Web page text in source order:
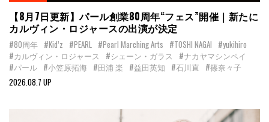
【8月7日更新】パール創業80周年“フェス”開催｜新たに
カルヴィン・ロジャースの出演が決定
#80周年 #Kid’z #PEARL #Pearl Marching Arts #TOSHI NAGAI #yukihiro
#カルヴィン・ロジャース
#シェーン・ガラス
#ナカヤマシンペイ
#パール #小笠原拓海 #田浦 楽 #益田英知 #石川直 #篠奈々子
2026.08.7 UP